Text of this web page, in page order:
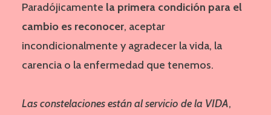
Paradójicamente la primera condición para el
cambio es reconocer, aceptar
incondicionalmente y agradecer la vida, la
carencia o la enfermedad que tenemos.
Las constelaciones están al servicio de la VIDA,